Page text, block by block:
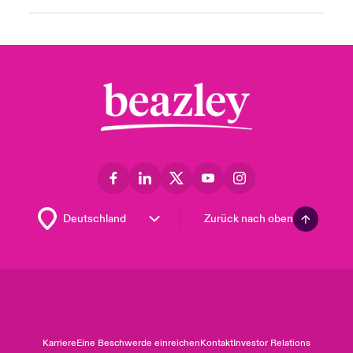
Zurück nach oben
KarriereEine Beschwerde einreichenKontaktInvestor Relations